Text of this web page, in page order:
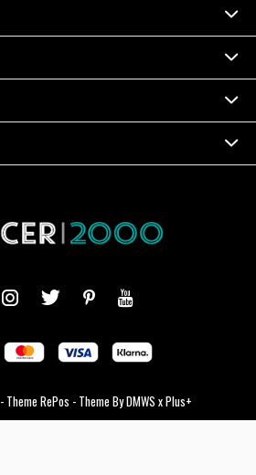
- Theme RePos - Theme ByDMWS xPlus+